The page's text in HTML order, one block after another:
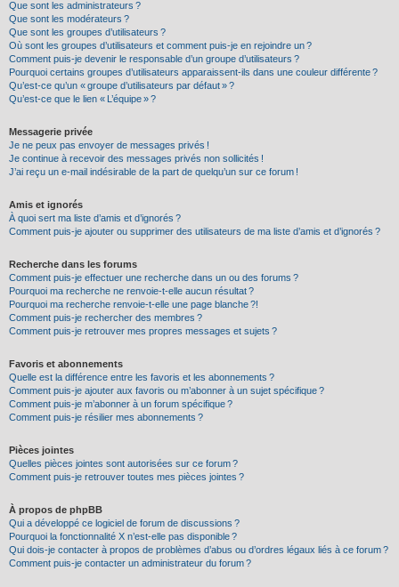
Que sont les administrateurs ?
Que sont les modérateurs ?
Que sont les groupes d’utilisateurs ?
Où sont les groupes d’utilisateurs et comment puis-je en rejoindre un ?
Comment puis-je devenir le responsable d’un groupe d’utilisateurs ?
Pourquoi certains groupes d’utilisateurs apparaissent-ils dans une couleur différente ?
Qu’est-ce qu’un « groupe d’utilisateurs par défaut » ?
Qu’est-ce que le lien « L’équipe » ?
Messagerie privée
Je ne peux pas envoyer de messages privés !
Je continue à recevoir des messages privés non sollicités !
J’ai reçu un e-mail indésirable de la part de quelqu’un sur ce forum !
Amis et ignorés
À quoi sert ma liste d’amis et d’ignorés ?
Comment puis-je ajouter ou supprimer des utilisateurs de ma liste d’amis et d’ignorés ?
Recherche dans les forums
Comment puis-je effectuer une recherche dans un ou des forums ?
Pourquoi ma recherche ne renvoie-t-elle aucun résultat ?
Pourquoi ma recherche renvoie-t-elle une page blanche ?!
Comment puis-je rechercher des membres ?
Comment puis-je retrouver mes propres messages et sujets ?
Favoris et abonnements
Quelle est la différence entre les favoris et les abonnements ?
Comment puis-je ajouter aux favoris ou m’abonner à un sujet spécifique ?
Comment puis-je m’abonner à un forum spécifique ?
Comment puis-je résilier mes abonnements ?
Pièces jointes
Quelles pièces jointes sont autorisées sur ce forum ?
Comment puis-je retrouver toutes mes pièces jointes ?
À propos de phpBB
Qui a développé ce logiciel de forum de discussions ?
Pourquoi la fonctionnalité X n’est-elle pas disponible ?
Qui dois-je contacter à propos de problèmes d’abus ou d’ordres légaux liés à ce forum ?
Comment puis-je contacter un administrateur du forum ?